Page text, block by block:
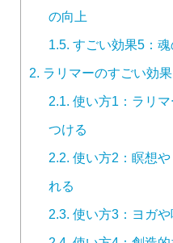
の向上
1.5. すごい効果5：
2. ラリマーのすごい効
2.1. 使い方1：ラリ
つける
2.2. 使い方2：瞑想
れる
2.3. 使い方3：ヨガ